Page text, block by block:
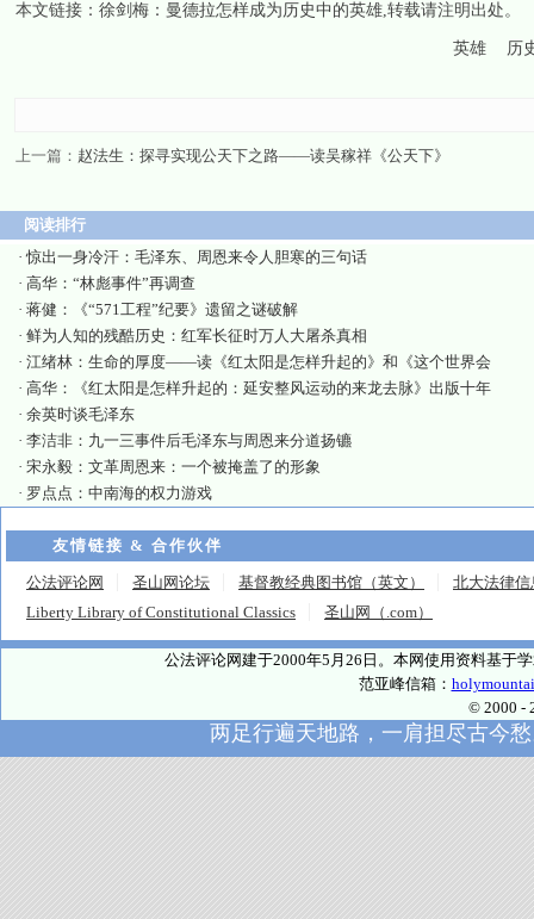
本文链接： 徐剑梅：曼德拉怎样成为历史中的英雄,转载请注明出处。
英雄 历
上一篇： 赵法生：探寻实现公天下之路——读吴稼祥《公天下》
阅读排行
·惊出一身冷汗：毛泽东、周恩来令人胆寒的三句话
· 高华：“林彪事件”再调查
· 蒋健：《“571工程”纪要》遗留之谜破解
· 鲜为人知的残酷历史：红军长征时万人大屠杀真相
· 江绪林：生命的厚度——读《红太阳是怎样升起的》和《这个世界会
· 高华：《红太阳是怎样升起的：延安整风运动的来龙去脉》出版十年
· 余英时谈毛泽东
· 李洁非：九一三事件后毛泽东与周恩来分道扬镳
· 宋永毅：文革周恩来：一个被掩盖了的形象
· 罗点点：中南海的权力游戏
友情链接 & 合作伙伴
公法评论网 圣山网论坛 基督教经典图书馆（英文）
北大法律信
Liberty Library of Constitutional Classics
圣山网（.com）
公法评论网建于2000年5月26日。本网使用资料基于
范亚峰信箱：
© 2000 -
两足行遍天地路，一肩担尽古今